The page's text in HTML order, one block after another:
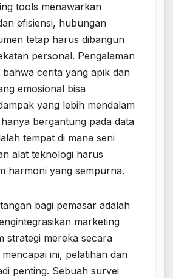
tools menawarkan
efisiensi, hubungan
tetap harus dibangun
personal. Pengalaman
cerita yang apik dan
emosional bisa
yang lebih mendalam
bergantung pada data
tempat di mana seni
alat teknologi harus
harmoni yang sempurna.
bagi pemasar adalah
marketing
strategi mereka secara
ini, pelatihan dan
penting. Sebuah survei